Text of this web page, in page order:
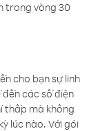
trong vòng 30
cho bạn sự linh
các số điện
thấp mà không
lúc nào. Với gói